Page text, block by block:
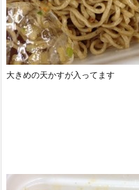
大きめの天かすが入ってます